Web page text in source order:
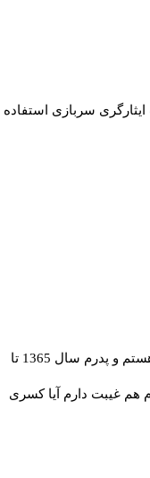
سربازی استفاده
سلام وقت بخیر من اعزامی 1402/9/1 هستم و پدرم سال 1365 تا
ماه.و خودم هم غیبت دارم آیا کسری